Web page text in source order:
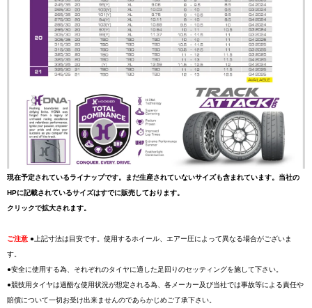
現在予定されているライナップです。まだ生産されていないサイズも含まれています。当社の
HPに記載されているサイズはすでに販売しております。
クリックで拡大されます。
ご注意 ●上記寸法は目安です。使用するホイール、エアー圧によって異なる場合がございま
す。
●安全に使用する為、それぞれのタイヤに適した足回りのセッティングを施して下さい。
●競技用タイヤは過酷な使用状況が想定される為、各メーカー及び当社では事故等による責任や
賠償について一切お受け出来ませんのであらかじめご了承下さい。